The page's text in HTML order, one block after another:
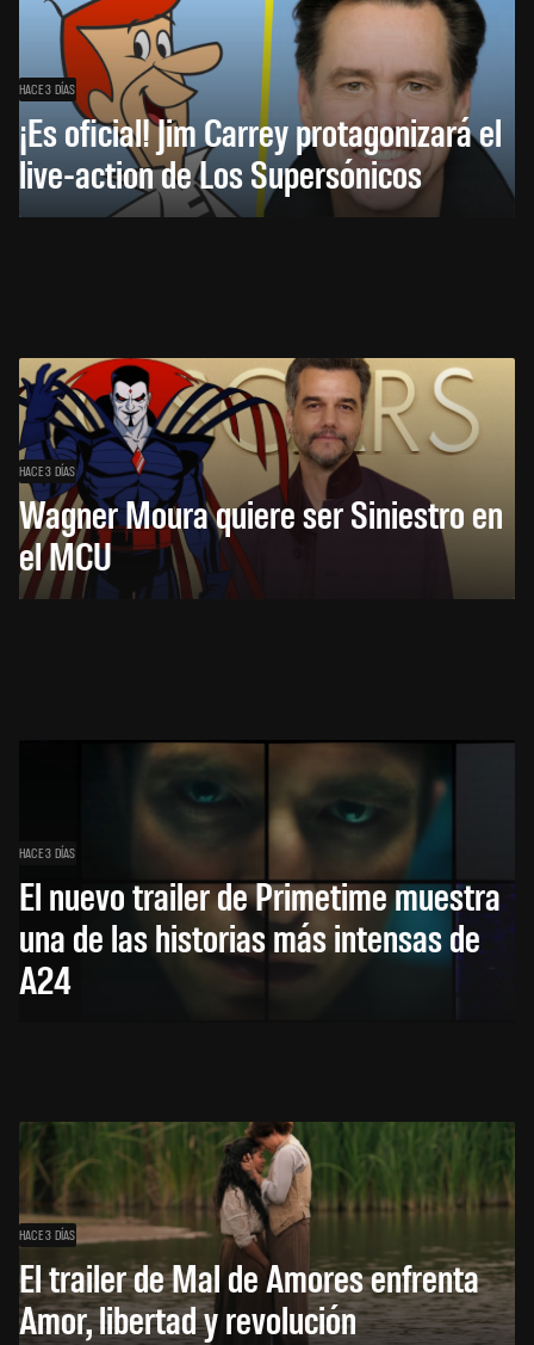
HACE 3 DÍAS
¡Es oficial! Jim Carrey protagonizará el
live-action de Los Supersónicos
HACE 3 DÍAS
Wagner Moura quiere ser Siniestro en
el MCU
HACE 3 DÍAS
El nuevo trailer de Primetime muestra
una de las historias más intensas de
A24
HACE 3 DÍAS
El trailer de Mal de Amores enfrenta
Amor, libertad y revolución